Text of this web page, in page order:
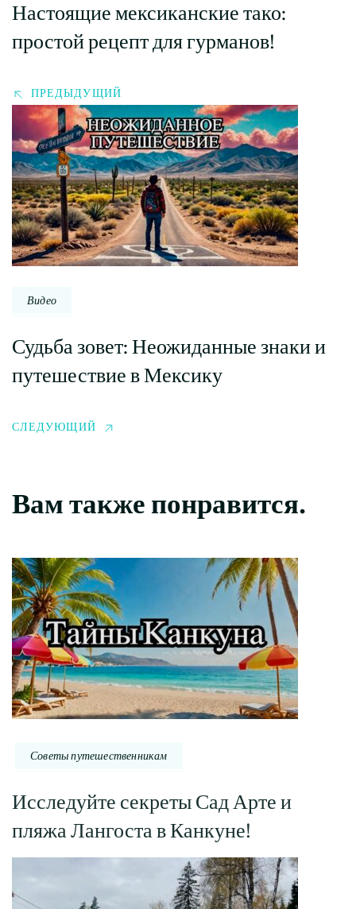
Настоящие мексиканские тако:
простой рецепт для гурманов!
ПРЕДЫДУЩИЙ
Видео
Судьба зовет: Неожиданные знаки и
путешествие в Мексику
СЛЕДУЮЩИЙ
Вам также понравится.
Советы путешественникам
Исследуйте секреты Сад Арте и
пляжа Лангоста в Канкуне!